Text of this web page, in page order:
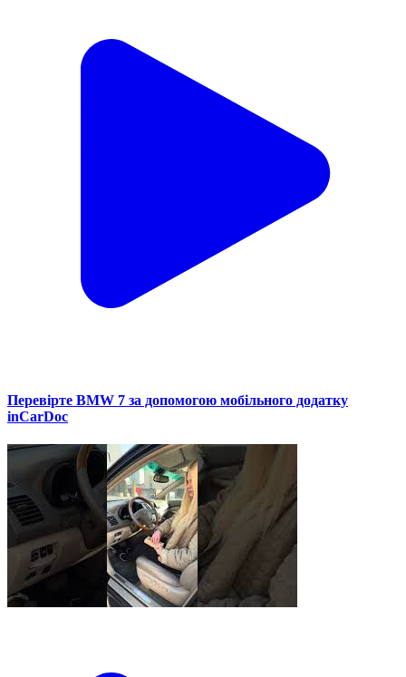
Перевірте BMW 7 за допомогою мобільного додатку
inCarDoc